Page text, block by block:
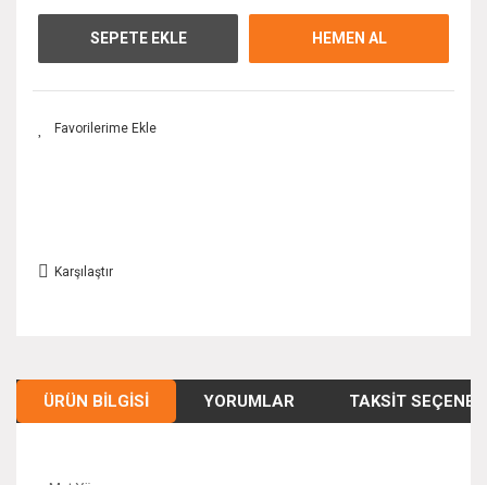
SEPETE EKLE HEMEN AL
Karşılaştır
ÜRÜN BILGISI YORUMLAR TAKSIT